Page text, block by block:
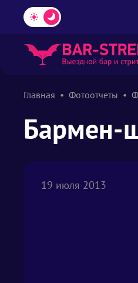
Главная Фотоотчеты
Бармен-
19 июля 2013